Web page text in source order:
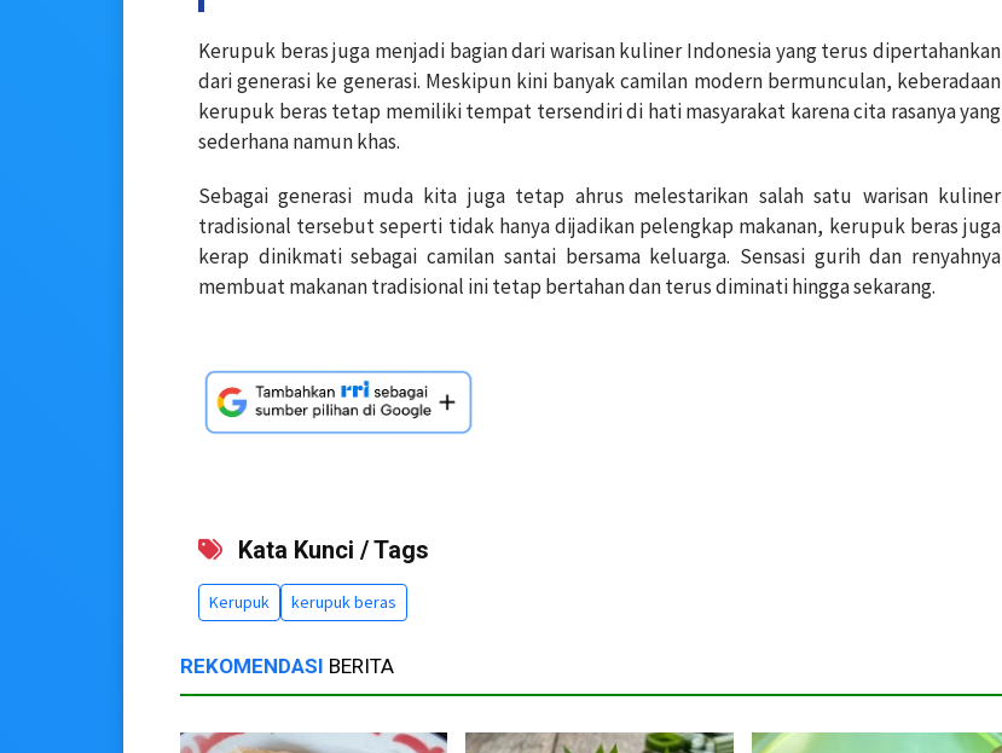
Kerupuk beras juga menjadi bagian dari warisan kuliner Indonesia yang terus dipertahankan
dari generasi ke generasi. Meskipun kini banyak camilan modern bermunculan, keberadaan
kerupuk beras tetap memiliki tempat tersendiri di hati masyarakat karena cita rasanya yang
sederhana namun khas.
Sebagai generasi muda kita juga tetap ahrus melestarikan salah satu warisan kuliner
tradisional tersebut seperti tidak hanya dijadikan pelengkap makanan, kerupuk beras juga
kerap dinikmati sebagai camilan santai bersama keluarga. Sensasi gurih dan renyahnya
membuat makanan tradisional ini tetap bertahan dan terus diminati hingga sekarang.
Kata Kunci / Tags
Kerupuk kerupuk beras
REKOMENDASI BERITA